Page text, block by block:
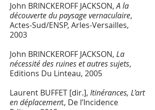
John BRINCKEROFF JACKSON,A la
découverte du paysage vernaculaire,
Actes-Sud/ENSP, Arles-Versailles,
2003
John BRINCKEROFF JACKSON, La
nécessité des ruines et autres sujets,
Editions Du Linteau, 2005
Laurent BUFFET [dir.], Itinérances, L’art
en déplacement, De l’Incidence